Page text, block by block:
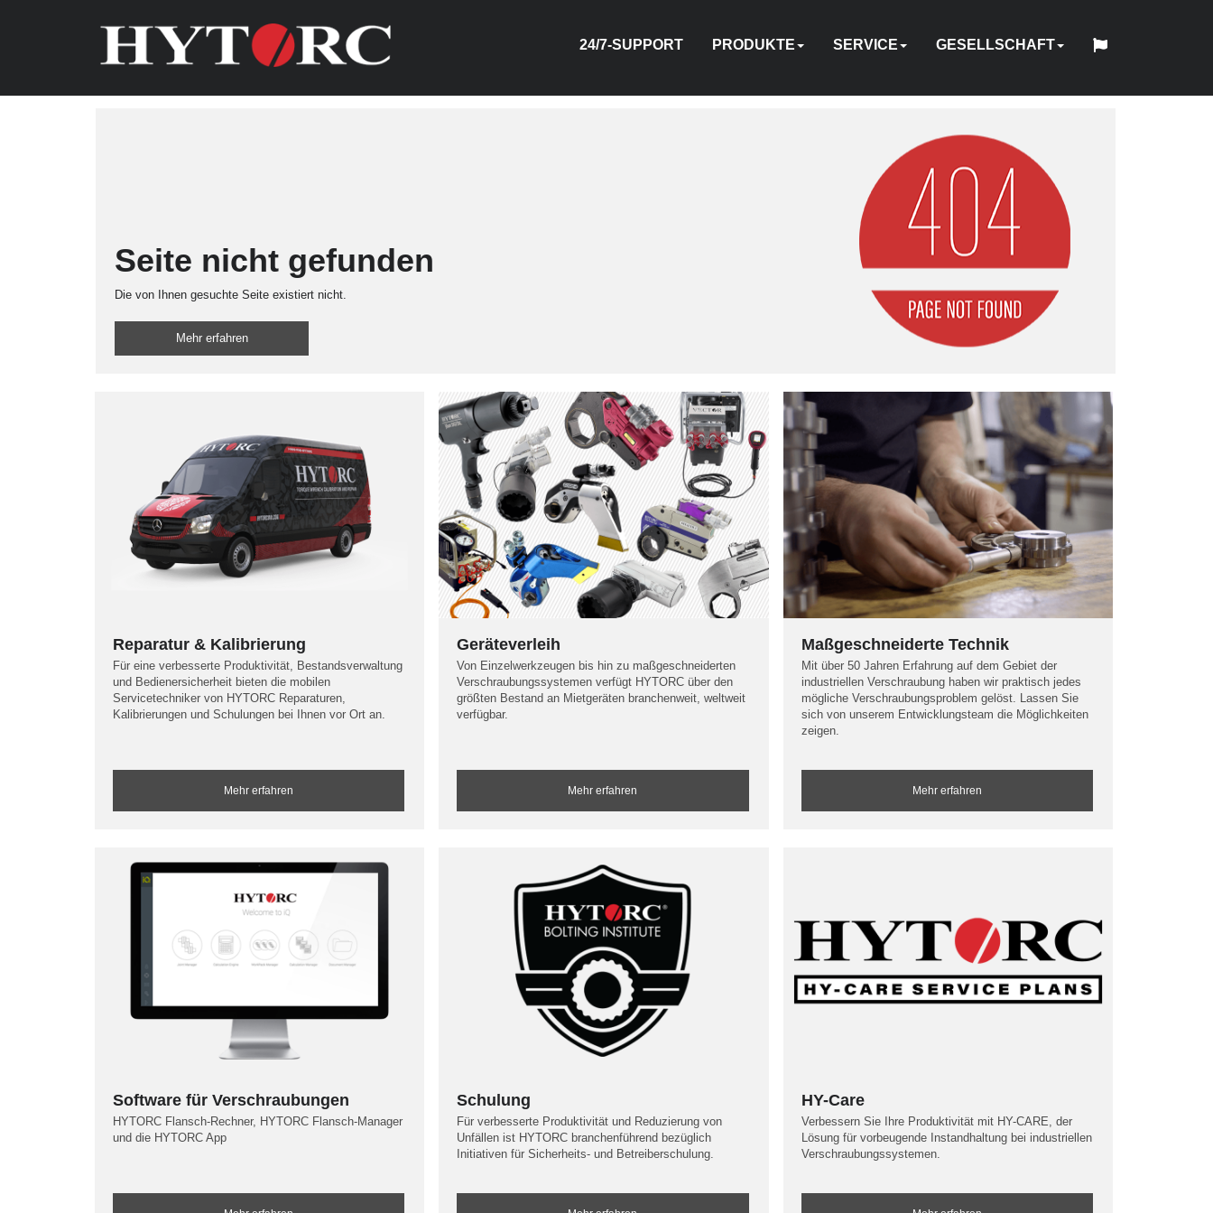
24/7-SUPPORT PRODUKTE
BETRIEBSANLEITUNG
BEFESTIGUNGSELEMENTE
SERVICE
REPARATUR
KALIBRIERUNG
GERÄTEVERLEIH
-
MASSGESCHNEIDERTE T
ECHNIK
SOFTWARE
TOOL
IN
HY-
CARE
SCHULUNG
GESELLSCHAFT
UNS
BRANCHEN
HYTORC
STANDARD
STANDORTE
WEBINAR
KARRIERE
KONTAKT
Seite nicht gefunden
Die von Ihnen gesuchte Seite existiert nicht.
Mehr erfahren
Reparatur & Kalibrierung
Für eine verbesserte Produktivität, Bestandsverwaltung
und Bedienersicherheit bieten die mobilen
Servicetechniker von HYTORC Reparaturen,
Kalibrierungen und Schulungen bei Ihnen vor Ort an.
Mehr erfahren
Geräteverleih
Von Einzelwerkzeugen bis hin zu maßgeschneiderten
Verschraubungssystemen verfügt HYTORC über den
größten Bestand an Mietgeräten branchenweit, weltweit
verfügbar.
Mehr erfahren
Maßgeschneiderte Technik
Mit über 50 Jahren Erfahrung auf dem Gebiet der
industriellen Verschraubung haben wir praktisch jedes
mögliche Verschraubungsproblem gelöst. Lassen Sie
sich von unserem Entwicklungsteam die Möglichkeiten
zeigen.
Mehr erfahren
Software für Verschraubungen
HYTORC Flansch-Rechner, HYTORC Flansch-Manager
und die HYTORC App
Schulung
Für verbesserte Produktivität und Reduzierung von
Unfällen ist HYTORC branchenführend bezüglich
Initiativen für Sicherheits- und Betreiberschulung.
HY-Care
Verbessern Sie Ihre Produktivität mit HY-CARE, der
Lösung für vorbeugende Instandhaltung bei industriellen
Verschraubungssystemen.